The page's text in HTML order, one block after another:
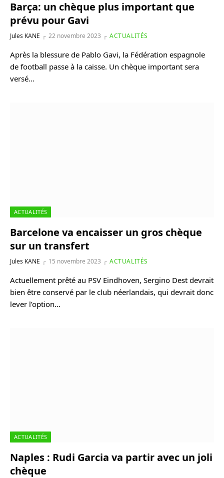
Barça: un chèque plus important que
prévu pour Gavi
Jules KANE 22 novembre 2023 ACTUALITÉS
Après la blessure de Pablo Gavi, la Fédération espagnole
de football passe à la caisse. Un chèque important sera
versé…
ACTUALITÉS
Barcelone va encaisser un gros chèque
sur un transfert
Jules KANE 15 novembre 2023 ACTUALITÉS
Actuellement prêté au PSV Eindhoven, Sergino Dest devrait
bien être conservé par le club néerlandais, qui devrait donc
lever l’option…
ACTUALITÉS
Naples : Rudi Garcia va partir avec un joli
chèque